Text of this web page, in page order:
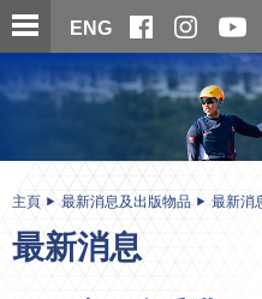
跳
至
內
ENG
内
主頁 最新消息及出版物品 最新消
最新消息